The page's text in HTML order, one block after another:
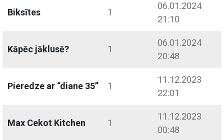
Biksītes 1
06.01.2024
21:10
Kāpēc jāklusē? 1
06.01.2024
20:48
Pieredze ar “diane 35” 1
11.12.2023
22:01
Max Cekot Kitchen 1
11.12.2023
00:48